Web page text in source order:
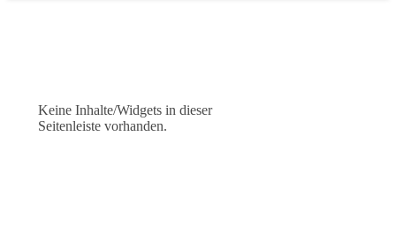
Keine Inhalte/Widgets in dieser
Seitenleiste vorhanden.